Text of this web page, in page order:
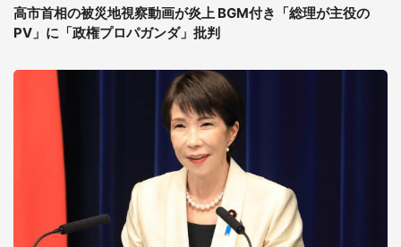
高市首相の被災地視察動画が炎上 BGM付き「総理が主役の
PV」に「政権プロパガンダ」批判